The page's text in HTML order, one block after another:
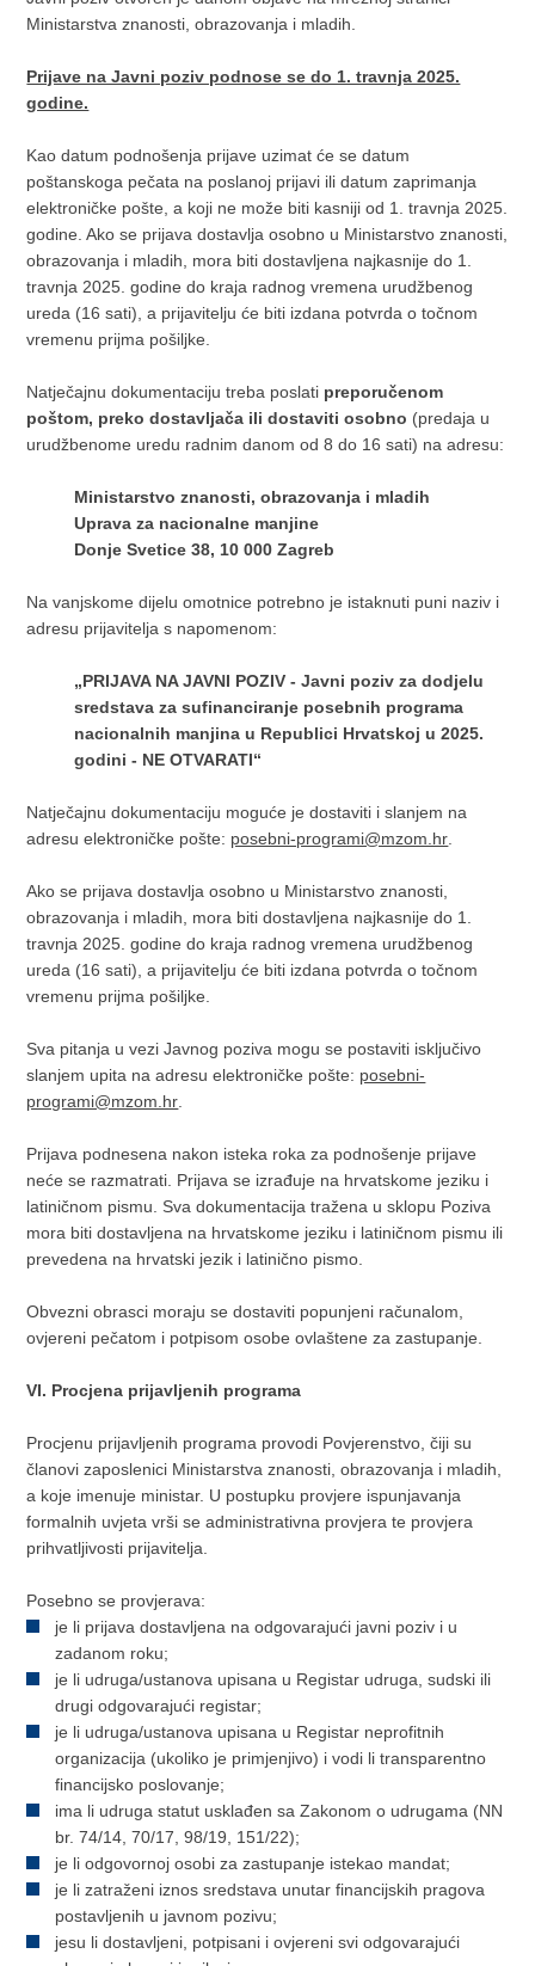
Ministarstva znanosti, obrazovanja i mladih.
Prijave na Javni poziv podnose se do 1. travnja 2025.
godine.
Kao datum podnošenja prijave uzimat će se datum
poštanskoga pečata na poslanoj prijavi ili datum zaprimanja
elektroničke pošte, a koji ne može biti kasniji od 1. travnja 2025.
godine. Ako se prijava dostavlja osobno u Ministarstvo znanosti,
obrazovanja i mladih, mora biti dostavljena najkasnije do 1.
travnja 2025. godine do kraja radnog vremena urudžbenog
ureda (16 sati), a prijavitelju će biti izdana potvrda o točnom
vremenu prijma pošiljke.
Natječajnu dokumentaciju treba poslati preporučenom
poštom, preko dostavljača ili dostaviti osobno (predaja u
urudžbenome uredu radnim danom od 8 do 16 sati) na adresu:
Ministarstvo znanosti, obrazovanja i mladih
Uprava za nacionalne manjine
Donje Svetice 38, 10 000 Zagreb
Na vanjskome dijelu omotnice potrebno je istaknuti puni naziv i
adresu prijavitelja s napomenom:
„PRIJAVA NA JAVNI POZIV - Javni poziv za dodjelu
sredstava za sufinanciranje posebnih programa
nacionalnih manjina u Republici Hrvatskoj u 2025.
godini - NE OTVARATI“
Natječajnu dokumentaciju moguće je dostaviti i slanjem na
adresu elektroničke pošte: posebni-programi@mzom.hr
Ako se prijava dostavlja osobno u Ministarstvo znanosti,
obrazovanja i mladih, mora biti dostavljena najkasnije do 1.
travnja 2025. godine do kraja radnog vremena urudžbenog
ureda (16 sati), a prijavitelju će biti izdana potvrda o točnom
vremenu prijma pošiljke.
Sva pitanja u vezi Javnog poziva mogu se postaviti isključivo
slanjem upita na adresu elektroničke pošte: posebni-
programi@mzom.hr
Prijava podnesena nakon isteka roka za podnošenje prijave
neće se razmatrati. Prijava se izrađuje na hrvatskome jeziku i
latiničnom pismu. Sva dokumentacija tražena u sklopu Poziva
mora biti dostavljena na hrvatskome jeziku i latiničnom pismu ili
prevedena na hrvatski jezik i latinično pismo.
Obvezni obrasci moraju se dostaviti popunjeni računalom,
ovjereni pečatom i potpisom osobe ovlaštene za zastupanje.
VI. Procjena prijavljenih programa
Procjenu prijavljenih programa provodi Povjerenstvo, čiji su
članovi zaposlenici Ministarstva znanosti, obrazovanja i mladih,
a koje imenuje ministar. U postupku provjere ispunjavanja
formalnih uvjeta vrši se administrativna provjera te provjera
prihvatljivosti prijavitelja.
Posebno se provjerava:
je li prijava dostavljena na odgovarajući javni poziv i u
zadanom roku;
je li udruga/ustanova upisana u Registar udruga, sudski ili
drugi odgovarajući registar;
je li udruga/ustanova upisana u Registar neprofitnih
organizacija (ukoliko je primjenjivo) i vodi li transparentno
financijsko poslovanje;
ima li udruga statut usklađen sa Zakonom o udrugama (NN
br. 74/14, 70/17, 98/19, 151/22);
je li odgovornoj osobi za zastupanje istekao mandat;
je li zatraženi iznos sredstava unutar financijskih pragova
postavljenih u javnom pozivu;
jesu li dostavljeni, potpisani i ovjereni svi odgovarajući